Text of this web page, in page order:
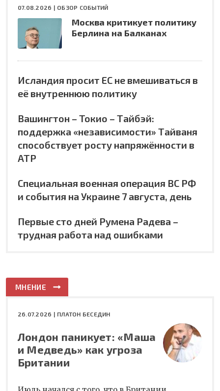
07.08.2026 | ОБЗОР СОБЫТИЙ
Москва критикует политику
Берлина на Балканах
Исландия просит ЕС не вмешиваться в
её внутреннюю политику
Вашингтон – Токио – Тайбэй:
поддержка «независимости» Тайваня
способствует росту напряжённости в
АТР
Специальная военная операция ВС РФ
и события на Украине 7 августа, день
Первые сто дней Румена Радева –
трудная работа над ошибками
МНЕНИЕ
26.07.2026 | ПЛАТОН БЕСЕДИН
Лондон паникует: «Маша
и Медведь» как угроза
Британии